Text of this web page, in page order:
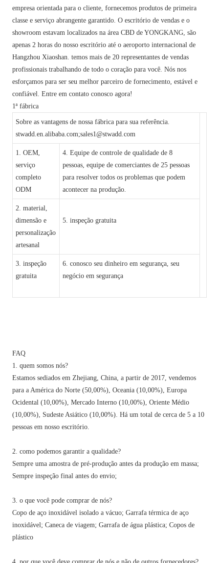
empresa orientada para o cliente, fornecemos produtos de primeira
classe e serviço abrangente garantido. O escritório de vendas e o
showroom estavam localizados na área CBD de YONGKANG, são
apenas 2 horas do nosso escritório até o aeroporto internacional de
Hangzhou Xiaoshan. temos mais de 20 representantes de vendas
profissionais trabalhando de todo o coração para você. Nós nos
esforçamos para ser seu melhor parceiro de fornecimento, estável e
confiável. Entre em contato conosco agora!
1ª fábrica
Sobre as vantagens de nossa fábrica para sua referência.
stwadd.en.alibaba.com;sales1@stwadd.com
1. OEM,
serviço
completo
ODM
4. Equipe de controle de qualidade de 8
pessoas, equipe de comerciantes de 25 pessoas
para resolver todos os problemas que podem
acontecer na produção.
2. material,
dimensão e
personalização
artesanal
5. inspeção gratuita
3. inspeção
gratuita
6. conosco seu dinheiro em segurança, seu
negócio em segurança
FAQ
1. quem somos nós?
Estamos sediados em Zhejiang, China, a partir de 2017, vendemos
para a América do Norte (50,00%), Oceania (10,00%), Europa
Ocidental (10,00%), Mercado Interno (10,00%), Oriente Médio
(10,00%), Sudeste Asiático (10,00%). Há um total de cerca de 5 a 10
pessoas em nosso escritório.
2. como podemos garantir a qualidade?
Sempre uma amostra de pré-produção antes da produção em massa;
Sempre inspeção final antes do envio;
3. o que você pode comprar de nós?
Copo de aço inoxidável isolado a vácuo; Garrafa térmica de aço
inoxidável; Caneca de viagem; Garrafa de água plástica; Copos de
plástico